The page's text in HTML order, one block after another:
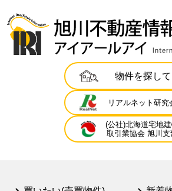
物件を探して
リアルネット研究
(公社)北海道宅地
取引業協会 旭川支